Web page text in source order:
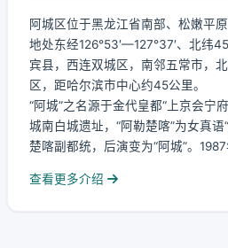
阿城区位于黑龙江省南部、松嫩平
地处东经126°53′—127°37′、北纬
宾县，西连双城区，南邻五常市，
区，距哈尔滨市中心约45公里。
“阿城”之名源于金代皇都“上京会宁
城南白城遗址，“阿勒楚喀”为女真
楚喀副都统，后演变为“阿城”。
查看更多介绍